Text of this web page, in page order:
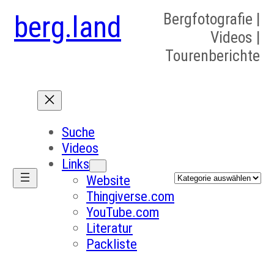
berg.land
Bergfotografie |
Videos |
Tourenberichte
Suche
Videos
Links
Website
Thingiverse.com
YouTube.com
Literatur
Packliste
Kategorien